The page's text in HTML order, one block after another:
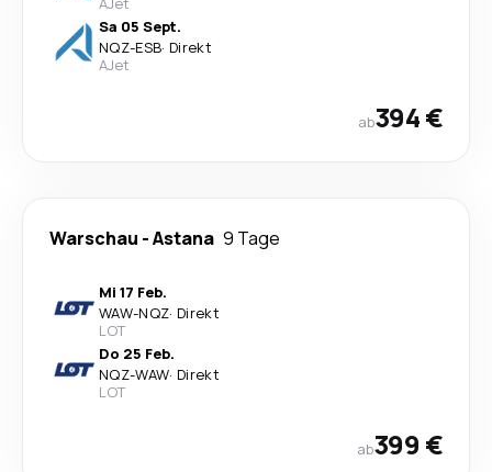
Sa 05 Sept.
NQZ-ESB· Direkt
AJet
ab394 €
Warschau -Astana 9 Tage
Mi 17 Feb.
WAW-NQZ· Direkt
LOT
Do 25 Feb.
NQZ-WAW· Direkt
LOT
ab399 €